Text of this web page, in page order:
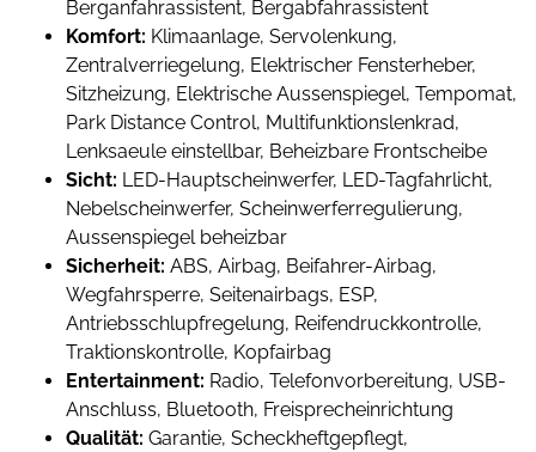
Berganfahrassistent, Bergabfahrassistent
Komfort: Klimaanlage, Servolenkung,
Zentralverriegelung, Elektrischer Fensterheber,
Sitzheizung, Elektrische Aussenspiegel, Tempomat,
Park Distance Control, Multifunktionslenkrad,
Lenksaeule einstellbar, Beheizbare Frontscheibe
Sicht: LED-Hauptscheinwerfer, LED-Tagfahrlicht,
Nebelscheinwerfer, Scheinwerferregulierung,
Aussenspiegel beheizbar
Sicherheit: ABS, Airbag, Beifahrer-Airbag,
Wegfahrsperre, Seitenairbags, ESP,
Antriebsschlupfregelung, Reifendruckkontrolle,
Traktionskontrolle, Kopfairbag
Entertainment: Radio, Telefonvorbereitung, USB-
Anschluss, Bluetooth, Freisprecheinrichtung
Qualität: Garantie, Scheckheftgepflegt,